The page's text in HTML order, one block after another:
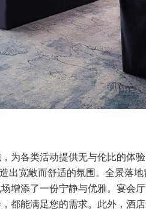
为各类活动提供无与伦比的体
出宽敞而舒适的氛围。全景落
增添了一份宁静与优雅。宴会
都能满足您的需求。此外，酒